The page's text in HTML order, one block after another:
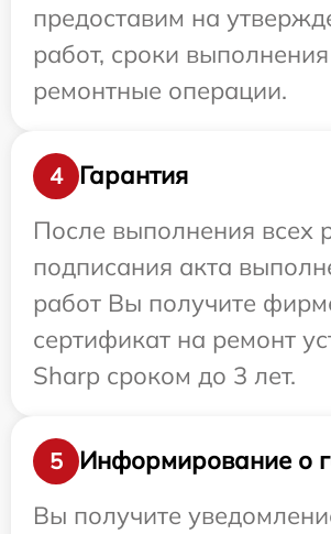
предоставим на
работ, сроки
ремонтные операции.
4
Гарантия
После выполнения всех
подписания акта
работ Вы получите
сертификат на ремонт
Sharp сроком до 3 лет.
5
Информирование о
Вы получите